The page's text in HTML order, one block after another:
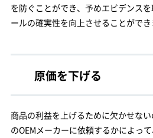
を防ぐことができ、予めエビデンス
ールの確実性を向上させることができ
原価を下げる
商品の利益を上げるために欠かせな
のOEMメーカーに依頼するかによっ